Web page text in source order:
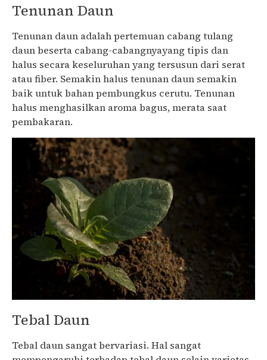
Tenunan Daun
Tenunan daun adalah pertemuan cabang tulang
daun beserta cabang-cabangnyayang tipis dan
halus secara keseluruhan yang tersusun dari serat
atau fiber. Semakin halus tenunan daun semakin
baik untuk bahan pembungkus cerutu. Tenunan
halus menghasilkan aroma bagus, merata saat
pembakaran.
Tebal Daun
Tebal daun sangat bervariasi. Hal sangat